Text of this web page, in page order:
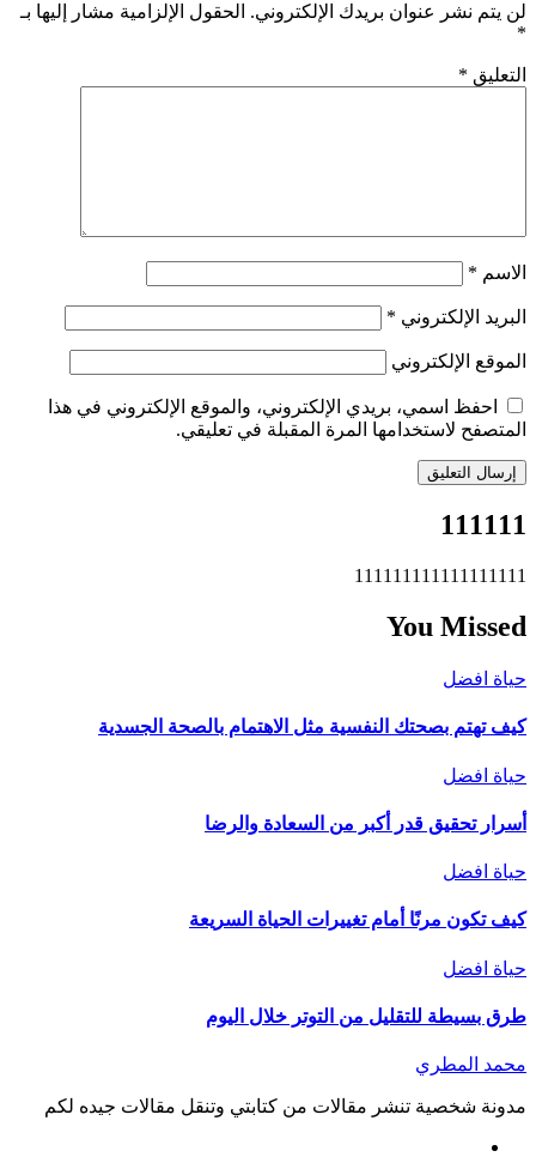
لن يتم نشر عنوان بريدك الإلكتروني. الحقول الإلزامية مشار إليها بـ
*
التعليق *
الاسم *
البريد الإلكتروني *
الموقع الإلكتروني
احفظ اسمي، بريدي الإلكتروني، والموقع الإلكتروني في هذا
المتصفح لاستخدامها المرة المقبلة في تعليقي.
111111
111111111111111111
You Missed
حياة افضل
كيف تهتم بصحتك النفسية مثل الاهتمام بالصحة الجسدية
حياة افضل
أسرار تحقيق قدر أكبر من السعادة والرضا
حياة افضل
كيف تكون مرنًا أمام تغييرات الحياة السريعة
حياة افضل
طرق بسيطة للتقليل من التوتر خلال اليوم
محمد المطري
مدونة شخصية تنشر مقالات من كتابتي وتنقل مقالات جيده لكم